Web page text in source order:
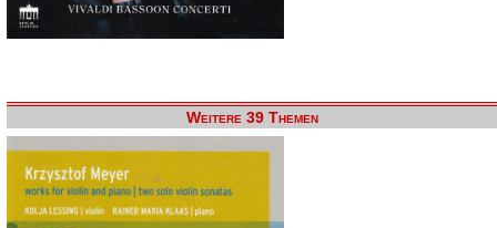
Weitere 39 Themen